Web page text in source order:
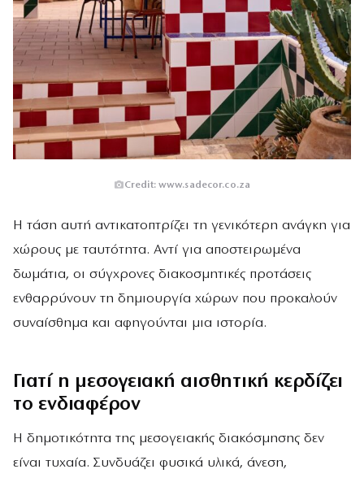
Credit: www.sadecor.co.za
Η τάση αυτή αντικατοπτρίζει τη γενικότερη ανάγκη για
χώρους με ταυτότητα. Αντί για αποστειρωμένα
δωμάτια, οι σύγχρονες διακοσμητικές προτάσεις
ενθαρρύνουν τη δημιουργία χώρων που προκαλούν
συναίσθημα και αφηγούνται μια ιστορία.
Γιατί η μεσογειακή αισθητική κερδίζει
το ενδιαφέρον
Η δημοτικότητα της μεσογειακής διακόσμησης δεν
είναι τυχαία. Συνδυάζει φυσικά υλικά, άνεση,